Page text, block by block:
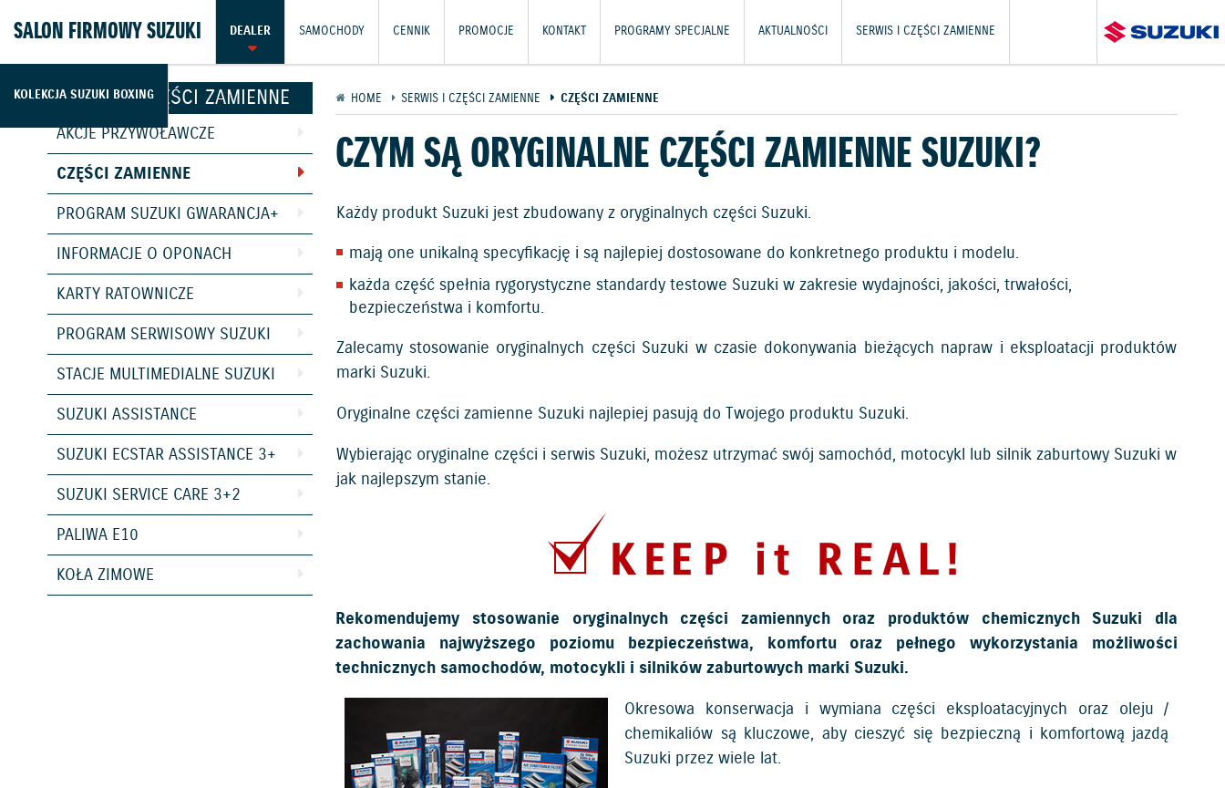
SALON FIRMOWY SUZUKI DEALER SAMOCHODY CENNIK PROMOCJE KONTAKT PROGRAMY SPECJALNE AKTUALNOŚCI SERWIS I CZĘŚCI ZAMIENNE
KOLEKCJA SUZUKI BOXING
SERWIS I CZĘŚCI ZAMIENNE
AKCJE PRZYWOŁAWCZE
CZĘŚCI ZAMIENNE
PROGRAM SUZUKI GWARANCJA+
INFORMACJE O OPONACH
KARTY RATOWNICZE
PROGRAM SERWISOWY SUZUKI
STACJE MULTIMEDIALNE SUZUKI
SUZUKI ASSISTANCE
SUZUKI ECSTAR ASSISTANCE 3+
SUZUKI SERVICE CARE 3+2
PALIWA E10
KOŁA ZIMOWE
HOME SERWIS I CZĘŚCI ZAMIENNE CZĘŚCI ZAMIENNE
CZYM SĄ ORYGINALNE CZĘŚCI ZAMIENNE SUZUKI?
Każdy produkt Suzuki jest zbudowany z oryginalnych części Suzuki.
mają one unikalną specyfikację i są najlepiej dostosowane do konkretnego produktu i modelu.
każda część spełnia rygorystyczne standardy testowe Suzuki w zakresie wydajności, jakości, trwałości,
bezpieczeństwa i komfortu.
Zalecamy stosowanie oryginalnych części Suzuki w czasie dokonywania bieżących napraw i eksploatacji produktów
marki Suzuki.
Oryginalne części zamienne Suzuki najlepiej pasują do Twojego produktu Suzuki.
Wybierając oryginalne części i serwis Suzuki, możesz utrzymać swój samochód, motocykl lub silnik zaburtowy Suzuki w
jak najlepszym stanie.
Rekomendujemy stosowanie oryginalnych części zamiennych oraz produktów chemicznych Suzuki dla
zachowania najwyższego poziomu bezpieczeństwa, komfortu oraz pełnego wykorzystania możliwości
technicznych samochodów, motocykli i silników zaburtowych marki Suzuki.
Okresowa konserwacja i wymiana części eksploatacyjnych oraz oleju /
chemikaliów są kluczowe, aby cieszyć się bezpieczną i komfortową jazdą
Suzuki przez wiele lat.